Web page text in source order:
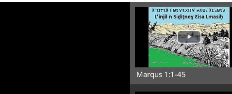
Marqus 1:1-45